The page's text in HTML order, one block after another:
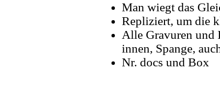
Man wiegt das
Repliziert, um die
Alle Gravuren und
innen, Spange,
Nr. docs und Box